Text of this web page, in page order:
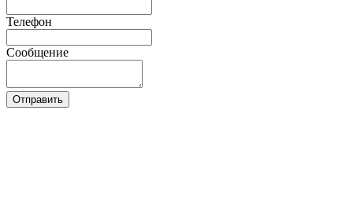
Телефон
Сообщение
Отправить